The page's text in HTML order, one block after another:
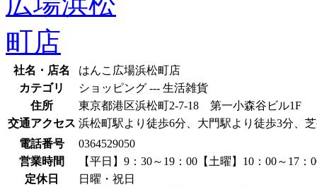
社名・店名
はんこ広場浜松町店
カテゴリ
ショッピング --- 生活雑貨
住所
東京都港区浜松町2-7-18 第一小森谷ビル1F
交通アクセス 浜松町駅より徒歩6分、大門駅より徒歩3分、
電話番号
0364529050
営業時間
【平日】9：30～19：00【土曜】10：00～17：
定休日
日曜・祝日